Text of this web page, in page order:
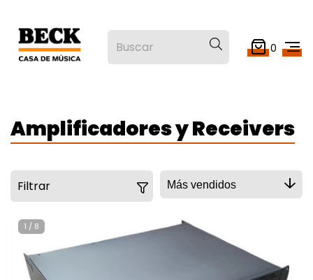
0
Amplificadores y Receivers
Filtrar
1 / 8